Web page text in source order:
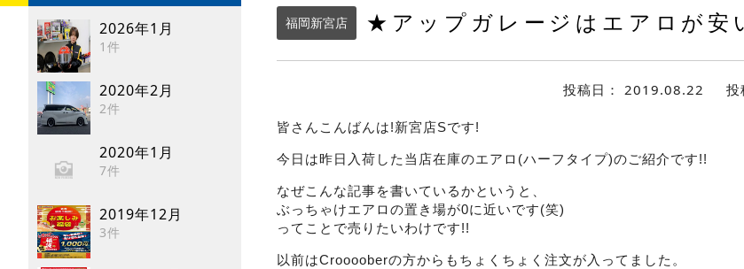
2026年1月
1件
2020年2月
2件
2020年1月
7件
2019年12月
3件
福岡新宮店 ★アップガレージはエアロが安
投稿日： 2019.08.22 投
皆さんこんばんは!新宮店Sです!
今日は昨日入荷した当店在庫のエアロ(ハーフタイプ)のご紹介です!!
なぜこんな記事を書いているかというと、
ぶっちゃけエアロの置き場が0に近いです(笑)
ってことで売りたいわけです!!
以前はCrooooberの方からもちょくちょく注文が入ってました。